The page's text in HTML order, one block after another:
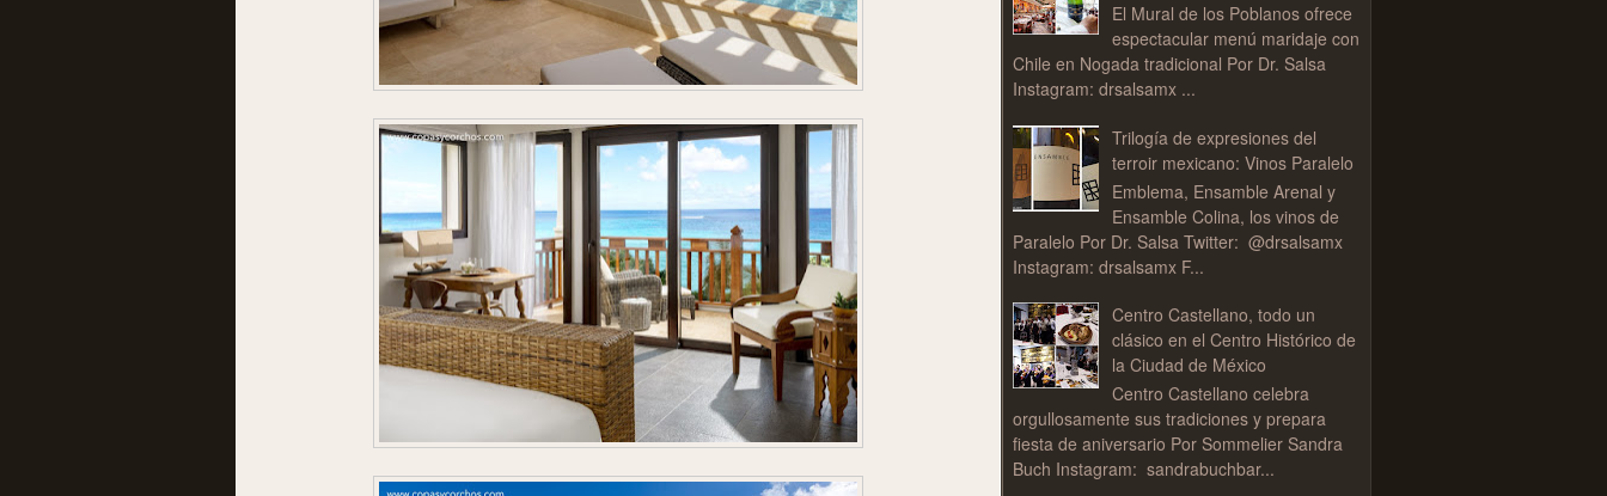
El Mural de los Poblanos ofrece
espectacular menú maridaje con
Chile en Nogada tradicional Por Dr. Salsa
Instagram: drsalsamx ...
Trilogía de expresiones del
terroir mexicano: Vinos Paralelo
Emblema, Ensamble Arenal y
Ensamble Colina, los vinos de
Paralelo Por Dr. Salsa Twitter: @drsalsamx
Instagram: drsalsamx F...
Centro Castellano, todo un
clásico en el Centro Histórico de
la Ciudad de México
Centro Castellano celebra
orgullosamente sus tradiciones y prepara
fiesta de aniversario Por Sommelier Sandra
Buch Instagram: sandrabuchbar...